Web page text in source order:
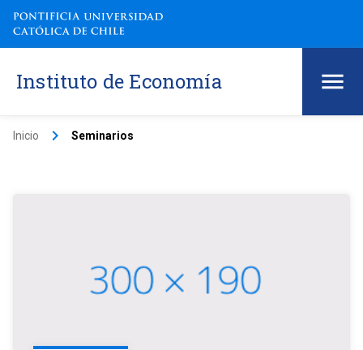
Instituto de Economía
Inicio keyboard_arrow_right Seminarios